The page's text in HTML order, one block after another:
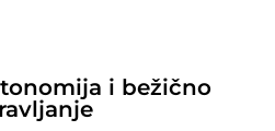
i bežično